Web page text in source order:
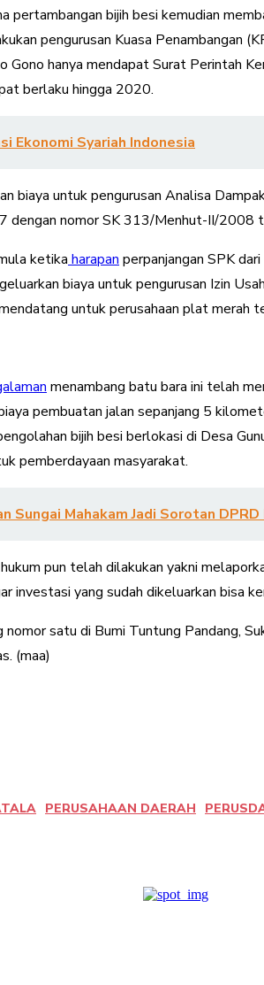
pertambangan bijih besi kemudian
pengurusan Kuasa Penambangan
hanya mendapat Surat Perintah
berlaku hingga 2020.
Ekonomi Syariah Indonesia
biaya untuk pengurusan Analisa
dengan nomor SK 313/Menhut-II/
ketika harapan perpanjangan SPK
biaya untuk pengurusan Izin
untuk perusahaan plat merah
menambang batu bara ini telah
pembuatan jalan sepanjang 5
bijih besi berlokasi di Desa
pemberdayaan masyarakat.
Mahakam Jadi Sorotan
pun telah dilakukan yakni
investasi yang sudah dikeluarkan bisa
nomor satu di Bumi Tuntung Pandang,
(maa)
PERUSAHAAN DAERAH